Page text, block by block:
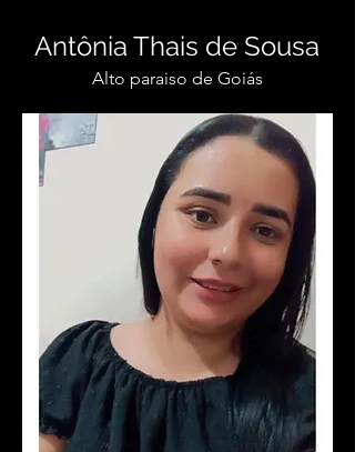
Antônia Thais de Sousa
Alto paraiso de Goiás